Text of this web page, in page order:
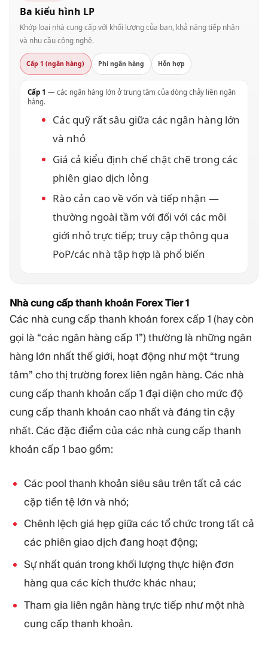
Ba kiểu hình LP
Khớp loại nhà cung cấp với khối lượng của bạn, khả năng tiếp nhận
và nhu cầu công nghệ.
Cấp 1 (ngân hàng) Phi ngân hàng Hỗn hợp
Cấp 1 — các ngân hàng lớn ở trung tâm của dòng chảy liên ngân
hàng.
Các quỹ rất sâu giữa các ngân hàng lớn
và nhỏ
Giá cả kiểu định chế chặt chẽ trong các
phiên giao dịch lỏng
Rào cản cao về vốn và tiếp nhận —
thường ngoài tầm với đối với các môi
giới nhỏ trực tiếp; truy cập thông qua
PoP/các nhà tập hợp là phổ biến
Nhà cung cấp thanh khoản Forex Tier 1
Các nhà cung cấp thanh khoản forex cấp 1 (hay còn
gọi là “các ngân hàng cấp 1”) thường là những ngân
hàng lớn nhất thế giới, hoạt động như một “trung
tâm” cho thị trường forex liên ngân hàng. Các nhà
cung cấp thanh khoản cấp 1 đại diện cho mức độ
cung cấp thanh khoản cao nhất và đáng tin cậy
nhất. Các đặc điểm của các nhà cung cấp thanh
khoản cấp 1 bao gồm:
Các pool thanh khoản siêu sâu trên tất cả các
cặp tiền tệ lớn và nhỏ;
Chênh lệch giá hẹp giữa các tổ chức trong tất cả
các phiên giao dịch đang hoạt động;
Sự nhất quán trong khối lượng thực hiện đơn
hàng qua các kích thước khác nhau;
Tham gia liên ngân hàng trực tiếp như một nhà
cung cấp thanh khoản.